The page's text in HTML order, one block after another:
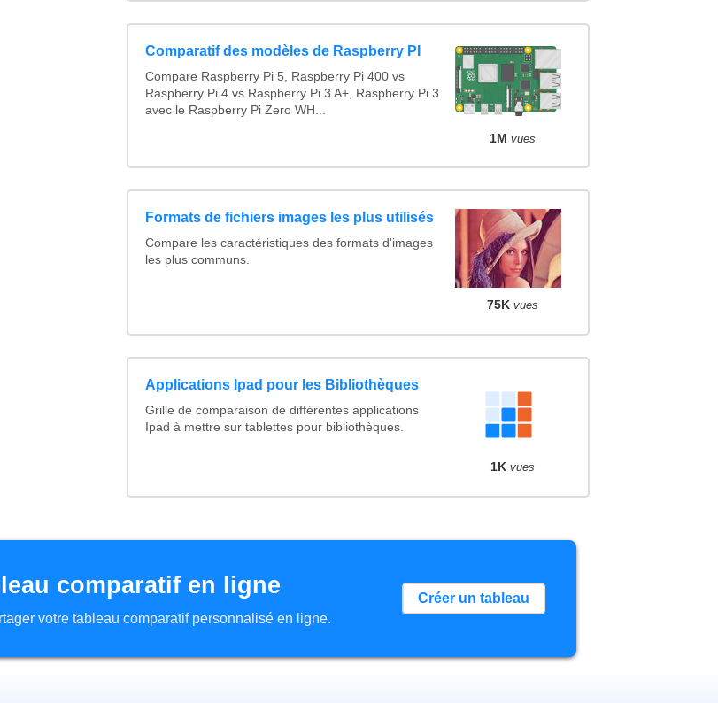
Comparatif des modèles de Raspberry PI
Compare Raspberry Pi 5, Raspberry Pi 400 vs
Raspberry Pi 4 vs Raspberry Pi 3 A+, Raspberry Pi 3
avec le Raspberry Pi Zero WH...
1M vues
Formats de fichiers images les plus utilisés
Compare les caractéristiques des formats d'images
les plus communs.
75K vues
Applications Ipad pour les Bibliothèques
Grille de comparaison de différentes applications
Ipad à mettre sur tablettes pour bibliothèques.
1K vues
comparatif en ligne
votre tableau comparatif personnalisé en ligne.
Créer un tableau